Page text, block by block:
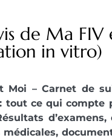
de Ma
in vitro)
Moi – Carnet de
tout ce qui compte
médicales,